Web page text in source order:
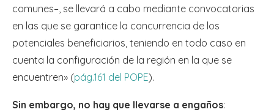
comunes–, se llevará a cabo mediante convocatorias
en las que se garantice la concurrencia de los
potenciales beneficiarios, teniendo en todo caso en
cuenta la configuración de la región en la que se
encuentren» (pág.161 del POPE).
Sin embargo, no hay que llevarse a engaños: